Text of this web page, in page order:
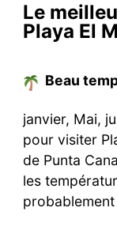
Le
Playa El
Beau
janvier, Mai,
pour visiter
de Punta
les